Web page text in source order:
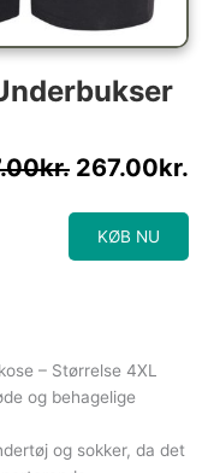
kr. 267.00kr.
KØB NU
– Størrelse 4XL
og behagelige
og sokker, da det